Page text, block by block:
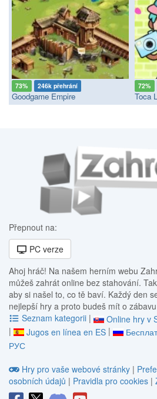
73% 246k přehrání
Goodgame Empire
72%
Toca
Přepnout na:
PC verze
Ahoj hráč! Na našem herním webu
můžeš zahrát online bez stahování.
aby si našel to, co tě baví. Každý den
nejlepší hry a proto budeš mít o
Seznam kategorii | Online hry v
|
Jugos en línea en ES |
РУС
Hry pro vaše webové stránky |
osobních údajů | Pravidla pro cookies |